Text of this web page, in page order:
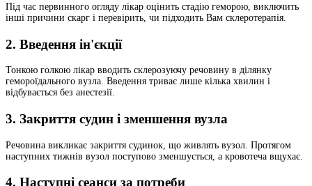
Під час первинного огляду лікар оцінить стадію геморою, виключить
інші причини скарг і перевірить, чи підходить Вам склеротерапія.
2. Введення ін'єкції
Тонкою голкою лікар вводить склерозуючу речовину в ділянку
гемороїдального вузла. Введення триває лише кілька хвилин і
відбувається без анестезії.
3. Закриття судин і зменшення вузла
Речовина викликає закриття судинок, що живлять вузол. Протягом
наступних тижнів вузол поступово зменшується, а кровотеча вщухає.
4. Наступні сеанси за потреби